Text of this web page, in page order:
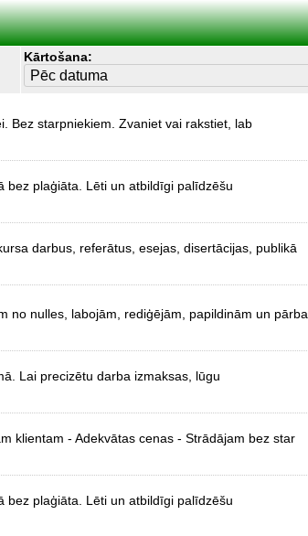
Kārtošana:
Bez starpniekiem. Zvaniet vai rakstiet, lab
bez plaģiāta. Lēti un atbildīgi palīdzēšu
darbus, referātus, esejas, disertācijas, publikā
no nulles, labojām, rediģējām, papildinām un pārba
Lai precizētu darba izmaksas, lūgu
klientam - Adekvātas cenas - Strādājam bez star
bez plaģiāta. Lēti un atbildīgi palīdzēšu